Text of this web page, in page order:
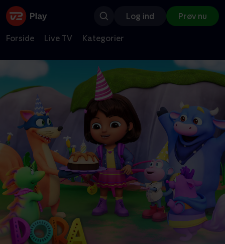
Log ind Prøv nu
Forside Live TV Kategorier